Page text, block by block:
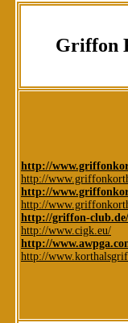
Griffon
http://
http://
http://
http://
http://griffon-club.de/
http://www.cigk.eu/
http://
http://